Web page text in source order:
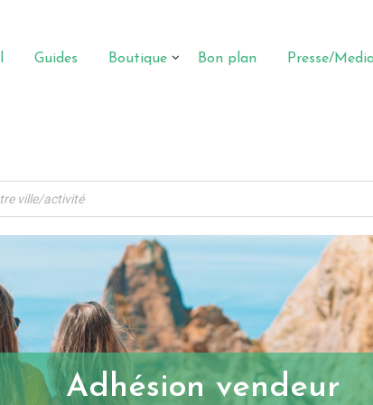
Guides Boutique Bon plan Presse/
Adhésion vendeur